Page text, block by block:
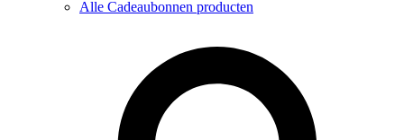
Alle Cadeaubonnen producten